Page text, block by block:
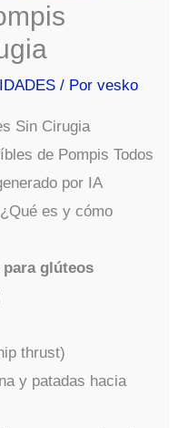
/ Porvesko
Sin Cirugia
es y cómo
glúteos
thrust)
y patadas hacia